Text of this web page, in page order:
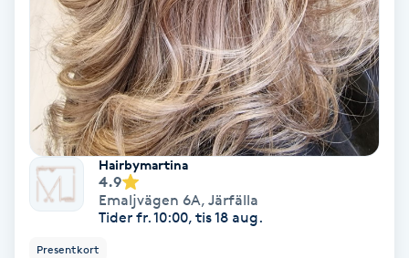
Pigmentfläckar
Plastikkirurgi
Powder brows
Power Yoga
PRP (Platelet Rich Plasma)
Hairbymartina
4.9
Emaljvägen 6A, Järfälla
Tider fr. 10:00, tis 18 aug.
Presentkort